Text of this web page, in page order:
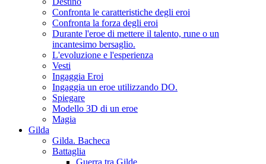
Confronta le caratteristiche degli eroi
Confronta la forza degli eroi
Durante l'eroe di mettere il talento, rune o un
incantesimo bersaglio.
L'evoluzione e l'esperienza
Vesti
Ingaggia Eroi
Ingaggia un eroe utilizzando DO.
Spiegare
Modello 3D di un eroe
Magia
Gilda
Gilda. Bacheca
Battaglia